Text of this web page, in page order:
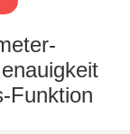
Funktion